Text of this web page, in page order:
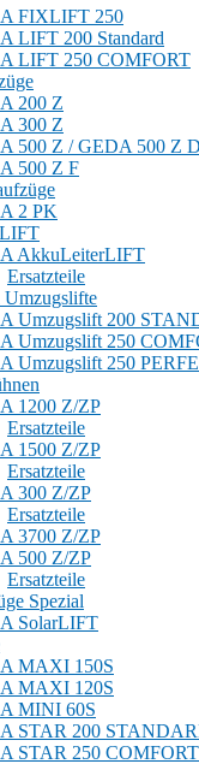
FIXLIFT 250
LIFT 200 Standard
LIFT 250 COMFORT
200 Z
300 Z
500 Z / GEDA 500 Z
500 Z F
2 PK
AkkuLeiterLIFT
Ersatzteile
Umzugslift 200
Umzugslift 250
Umzugslift 250
1200 Z/ZP
Ersatzteile
1500 Z/ZP
Ersatzteile
300 Z/ZP
Ersatzteile
3700 Z/ZP
500 Z/ZP
Ersatzteile
Spezial
SolarLIFT
MAXI 150S
MAXI 120S
MINI 60S
STAR 200
STAR 250 COMFORT